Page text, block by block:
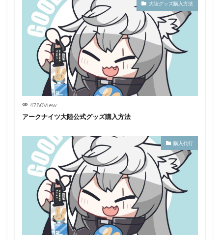
大陸グッズ購入方法
4780View
アークナイツ大陸公式グッズ購入方法
購入代行